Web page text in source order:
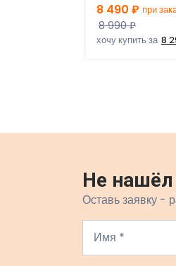
8 490 ₽ при
8 990 ₽
хочу купить за 8
Не
Оставь заявку -